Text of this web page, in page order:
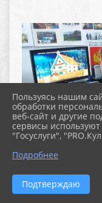
Пользуясь нашим
обработки
веб-сайт и другие
сервисы
"Госуслуги",
Подробнее
Подтверждаю